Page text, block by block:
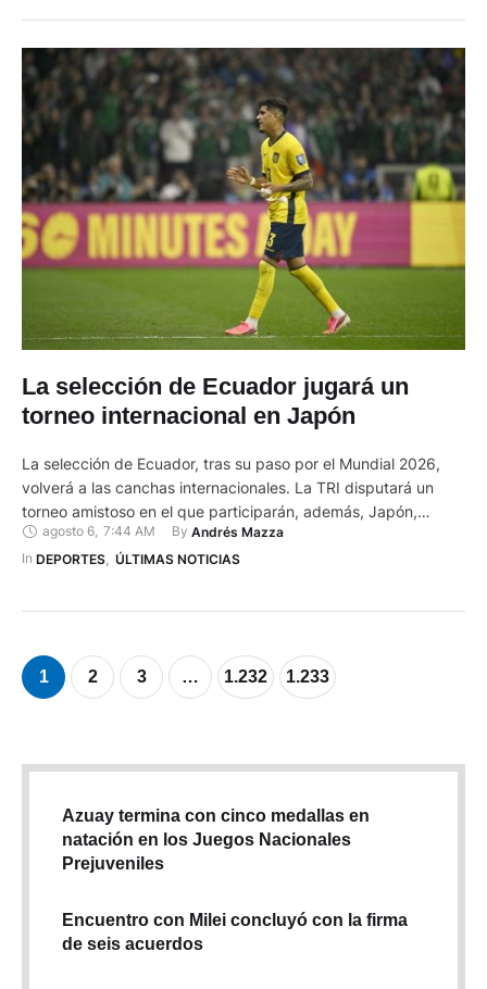
La selección de Ecuador jugará un
torneo internacional en Japón
La selección de Ecuador, tras su paso por el Mundial 2026,
volverá a las canchas internacionales. La TRI disputará un
torneo amistoso en el que participarán, además, Japón,
Nueva Zelanda y Panamá. Ecuador iniciará el campeonato el 1
de octubre, frente a Japón, en el estadio de Yokohama.
agosto 6, 7:44 AM By Andrés Mazza
In DEPORTES, ÚLTIMAS NOTICIAS
1 2 3 … 1.232 1.233
Azuay termina con cinco medallas en
natación en los Juegos Nacionales
Prejuveniles
Encuentro con Milei concluyó con la firma
de seis acuerdos